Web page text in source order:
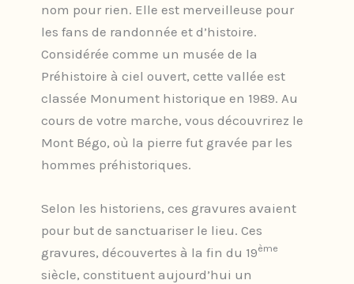
nom pour rien. Elle est merveilleuse pour
les fans de randonnée et d’histoire.
Considérée comme un musée de la
Préhistoire à ciel ouvert, cette vallée est
classée Monument historique en 1989. Au
cours de votre marche, vous découvrirez le
Mont Bégo, où la pierre fut gravée par les
hommes préhistoriques.
Selon les historiens, ces gravures avaient
pour but de sanctuariser le lieu. Ces
gravures, découvertes à la fin du 19ème
siècle, constituent aujourd’hui un